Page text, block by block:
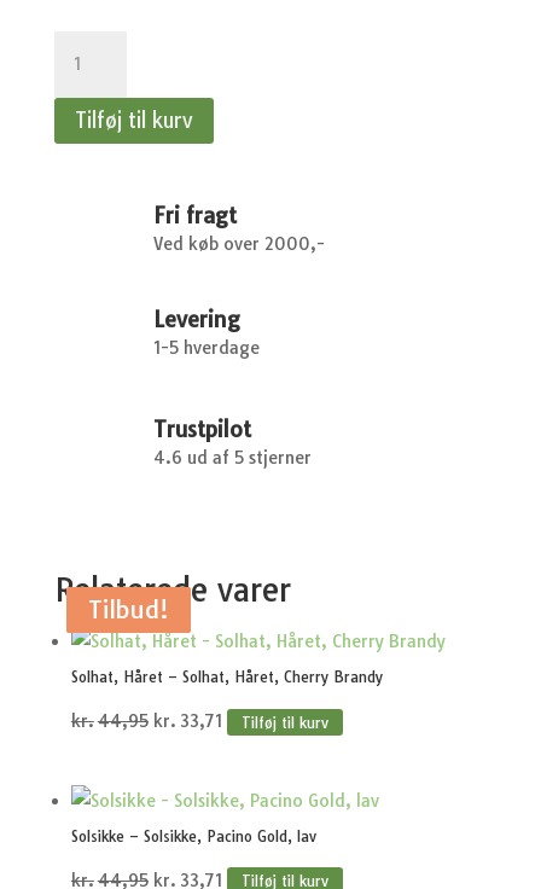
Buttercream
F1
antal
Tilføj til kurv
Fri fragt
Ved køb over 2000,-
Levering
1-5 hverdage
Trustpilot
4.6 ud af 5 stjerner
Relaterede varer
Tilbud!
Solhat, Håret – Solhat, Håret, Cherry Brandy
kr.44,95 Den
var:
kr.44,95.
kr. 33,71Den
er:
kr.33,71.
Tilføj til kurv
Tilbud!
Solsikke – Solsikke, Pacino Gold, lav
kr.44,95 Den
kr. 33,71DenTilføj til kurv
Tilbud!
Tilbud!
Tilbud!